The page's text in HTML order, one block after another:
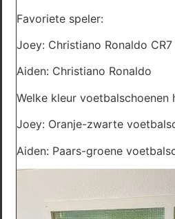
Favoriete speler:
Joey: Christiano Ronaldo CR7
Aiden: Christiano Ronaldo
Welke kleur voetbalschoenen
Joey: Oranje-zwarte
Aiden: Paars-groene